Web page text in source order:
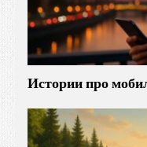
Истории про